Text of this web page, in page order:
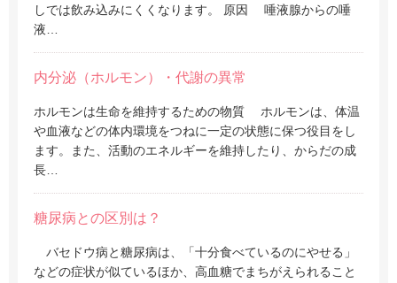
しでは飲み込みにくくなります。 原因 唾液腺からの唾
液…
内分泌（ホルモン）・代謝の異常
ホルモンは生命を維持するための物質 ホルモンは、体温
や血液などの体内環境をつねに一定の状態に保つ役目をし
ます。また、活動のエネルギーを維持したり、からだの成
長…
糖尿病との区別は？
バセドウ病と糖尿病は、「十分食べているのにやせる」
などの症状が似ているほか、高血糖でまちがえられること